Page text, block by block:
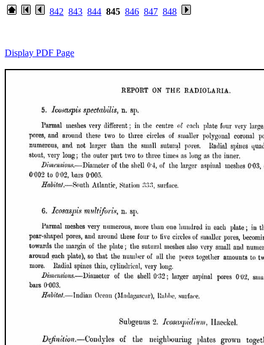
842 843 844 845 846 847 848
Display PDF Page